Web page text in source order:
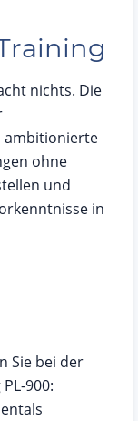
nichts. Die
ambitionierte
ohne
und
in
Sie bei der
900: